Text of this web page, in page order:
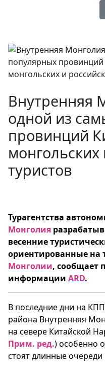
Внутренняя
одной из
провинций
монгольских
туристов
Турагентства
Монголия
весенние
ориентированные на
Монголии, сообщает
информации ARD.
В последние дни на
района Внутренняя
на севере Китайской
Прим. ред.) особенно
стоят длинные очереди